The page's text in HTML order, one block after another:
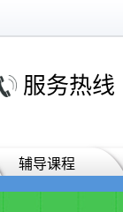
服务热线
辅导课程